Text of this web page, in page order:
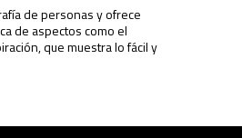
de personas y ofrece
de aspectos como el
que muestra lo fácil y